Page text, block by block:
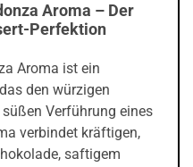
Aroma – Der
Perfektion
Aroma ist ein
den würzigen
Verführung eines
verbindet kräftigen,
saftigem